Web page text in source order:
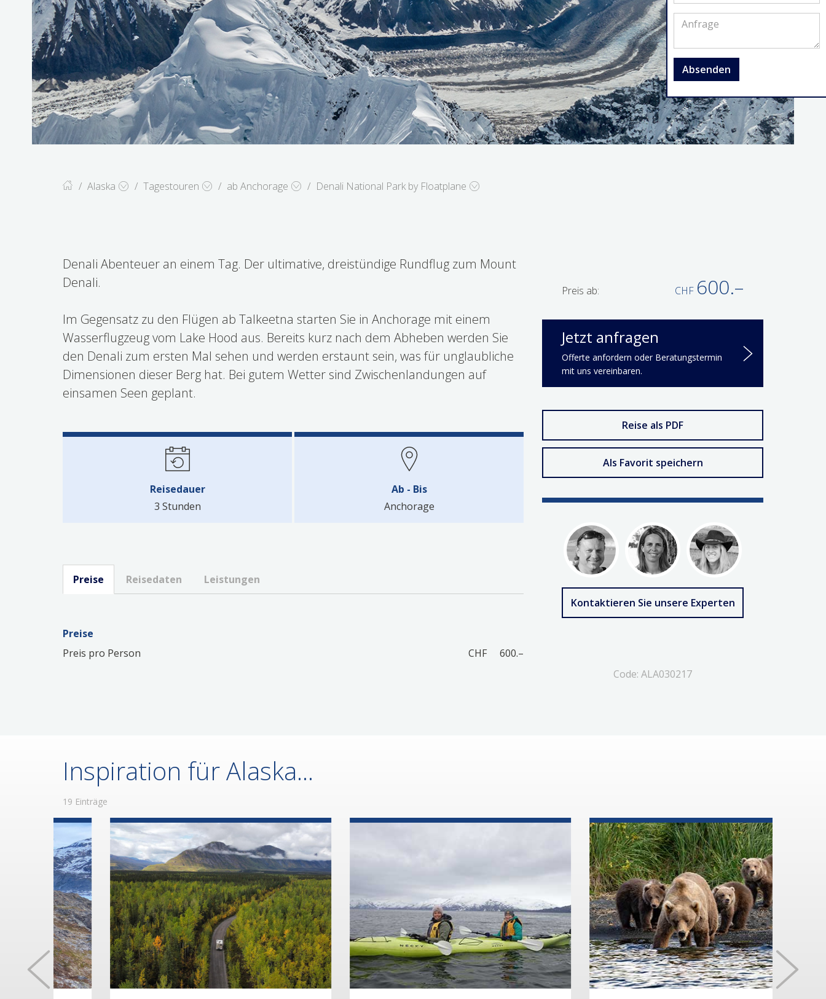
Alaska Tagestouren ab Anchorage Denali National Park by Floatplane
Denali Abenteuer an einem Tag. Der ultimative, dreistündige Rundflug zum Mount
Denali.
Im Gegensatz zu den Flügen ab Talkeetna starten Sie in Anchorage mit einem
Wasserflugzeug vom Lake Hood aus. Bereits kurz nach dem Abheben werden Sie
den Denali zum ersten Mal sehen und werden erstaunt sein, was für unglaubliche
Dimensionen dieser Berg hat. Bei gutem Wetter sind Zwischenlandungen auf
einsamen Seen geplant.
Reisedauer
3 Stunden
Ab - Bis
Anchorage
Preise Reisedaten Leistungen
Preise
Preis pro Person
CHF 600.–
Preis ab: CHF 600.–
Jetzt anfragen
Offerte anfordern oder Beratungstermin
mit uns vereinbaren.
Reise als PDF
Als Favorit speichern
Kontaktieren Sie unsere Experten
Code: ALA030217
Inspiration für Alaska...
19 Einträge
Absenden